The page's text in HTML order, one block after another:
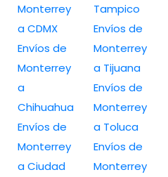
Monterrey
a CDMX
Envíos de
Monterrey
a
Chihuahua
Envíos de
Monterrey
a Ciudad
Tampico
Envíos de
Monterrey
a Tijuana
Envíos de
Monterrey
a Toluca
Envíos de
Monterrey